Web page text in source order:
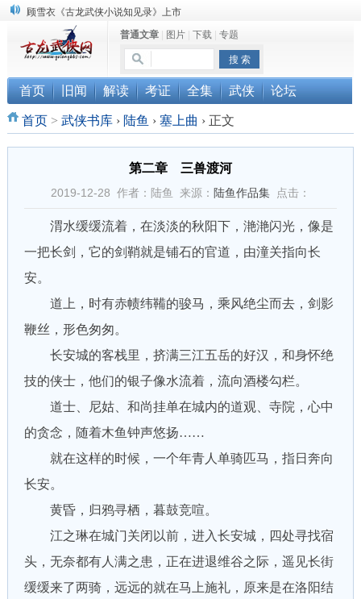
“武侠书库”查缺补漏活动圆满结束
《古龙小说原貌探究》修订版已上市
顾雪衣《古龙武侠小说知见录》上市
普通文章| 图片| 下载| 专题
首页 旧闻 解读 考证 全集 武侠 论坛
首页> 武侠书库 › 陆鱼 › 塞上曲 ›正文
第二章 三兽渡河
2019-12-28 作者：陆鱼 来源： 陆鱼作品集点击：
渭水缓缓流着，在淡淡的秋阳下，滟滟闪光，像是
一把长剑，它的剑鞘就是铺石的官道，由潼关指向长
安。
道上，时有赤帻纬鞴的骏马，乘风绝尘而去，剑影
鞭丝，形色匆匆。
长安城的客栈里，挤满三江五岳的好汉，和身怀绝
技的侠士，他们的银子像水流着，流向酒楼勾栏。
道士、尼姑、和尚挂单在城内的道观、寺院，心中
的贪念，随着木鱼钟声悠扬……
就在这样的时候，一个年青人单骑匹马，指日奔向
长安。
黄昏，归鸦寻栖，暮鼓竞喧。
江之琳在城门关闭以前，进入长安城，四处寻找宿
头，无奈都有人满之患，正在进退维谷之际，遥见长街
缓缓来了两骑，远远的就在马上施礼，原来是在洛阳结